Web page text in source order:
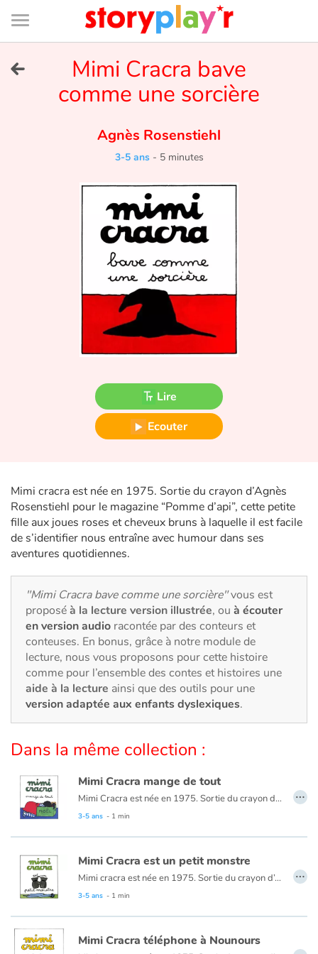
Connexion
Bibliothèque
de
page
Je me connecte
Tester gratuitement
Bibliothèque
Contes d'ici et d'ailleurs
Fable, mythe, littérature et poésie
Ogres, monstres et sorcières
Héroïnes et héros
Les animaux
Voyage, épopée, enquête, aventure
Apprentissage
Art, espace, activité
Documentaires
En famille
Quotidien et loisirs
À l'école
Fêtes et évènements
Sujets de société
Émotions et sentiments
Mimi Cracra bave
comme une sorcière
Agnès Rosenstiehl
3-5 ans- 5 minutes
Lire
Ecouter
Mimi cracra est née en 1975. Sortie du crayon d’Agnès
Rosenstiehl pour le magazine “Pomme d’api”, cette petite
fille aux joues roses et cheveux bruns à laquelle il est facile
de s’identifier nous entraîne avec humour dans ses
aventures quotidiennes.
"Mimi Cracra bave comme une sorcière"vous est
proposéà la lecture version illustrée, ou à écouter
en version audio racontée par des conteurs et
conteuses. En bonus, grâce à notre module de
lecture, nous vous proposons pour cette histoire
comme pour l’ensemble des contes et histoires une
aide à la lecture ainsi que des outils pour une
version adaptée aux enfants dyslexiques.
Dans la même collection :
Mimi Cracra mange de tout
Mimi Cracra est née en 1975. Sortie du crayon d’Agnès Rosenstiehl pour le magazine “Pomme d’api”, cette petite fille aux joues roses et cheveux bruns à laquelle il est facile de s’identifier nous entraîne avec humour dans ses aventures quotidiennes.
3-5 ans - 1 min
…
Mimi Cracra est un petit monstre
Mimi cracra est née en 1975. Sortie du crayon d’Agnès Rosenstiehl pour le magazine “Pomme d’api”, cette petite fille aux joues roses et cheveux bruns à laquelle il est facile de s’identifier nous entraîne avec humour dans ses aventures quotidiennes.
3-5 ans - 1 min
…
Mimi Cracra téléphone à Nounours